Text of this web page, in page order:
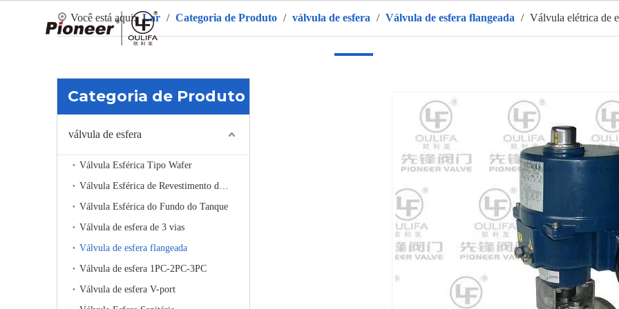
Você está aqui: Lar / Categoria de Produto / válvula de esfera / Válvula de esfera flangeada / Válvula elétrica de
Categoria de Produto
válvula de esfera
Válvula Esférica Tipo Wafer
Válvula Esférica de Revestimento de Aquecimento
Válvula Esférica do Fundo do Tanque
Válvula de esfera de 3 vias
Válvula de esfera flangeada
Válvula de esfera 1PC-2PC-3PC
Válvula de esfera V-port